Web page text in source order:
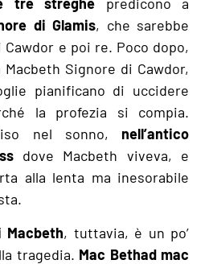
di Glamis, che sarebbe
e poi re. Poco dopo,
Macbeth Signore di Cawdor,
pianificano di uccidere
la profezia si compia.
nel sonno, nell’antico
dove Macbeth viveva, e
alla lenta ma inesorabile
, tuttavia, è un po’
tragedia. Mac Bethad mac